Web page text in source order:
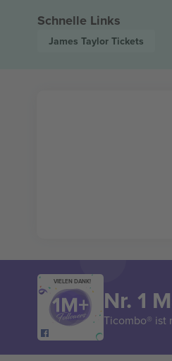
Schnelle Links
James Taylor Tickets
VIELEN DANK!
Nr. 1
Ticombo® ist